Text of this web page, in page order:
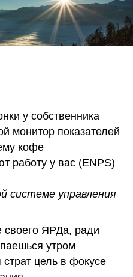
у собственника
монитор показателей
кофе
работу у вас (ENPS)
системе управления
своего ЯРДа, ради
утром
страт цель в фокусе